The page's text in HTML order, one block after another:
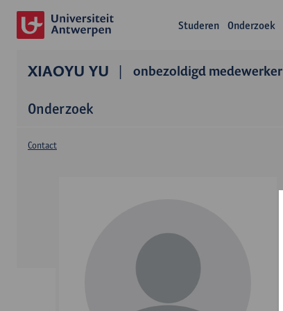
Studeren Onderzoek
XIAOYU YU onbezoldigd medewerker
Onderzoek
Contact